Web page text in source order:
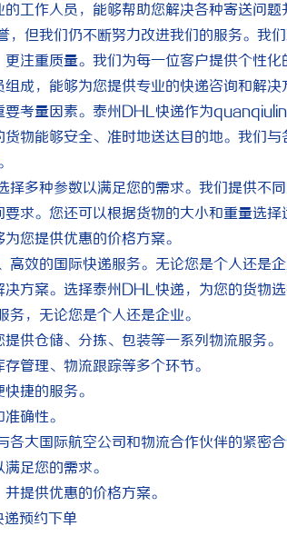
工作人员，能够帮助您解决各种寄送问题
但我们仍不断努力改进我们的服务。我
注重质量。我们为每一位客户提供个性
成，能够为您提供专业的快递咨询和解决
要考量因素。泰州DHL快递作为
物能够安全、准时地送达目的地。我们
多种参数以满足您的需求。我们提供不
求。您还可以根据货物的大小和重量选
您提供优惠的价格方案。
效的国际快递服务。无论您是个人还是
方案。选择泰州DHL快递，为您的货物选
，无论您是个人还是企业。
供仓储、分拣、包装等一系列物流服务。
管理、物流跟踪等多个环节。
捷的服务。
确性。
大国际航空公司和物流合作伙伴的紧密合
足您的需求。
提供优惠的价格方案。
预约下单